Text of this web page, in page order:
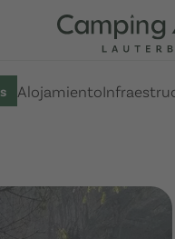
Alojamiento